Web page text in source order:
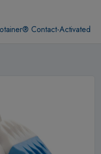
Contact-Activated